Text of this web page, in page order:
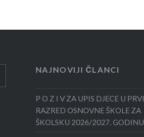
NAJNOVIJI ČLANCI
P O Z I V ZA UPIS DJECE U PRVI
RAZRED OSNOVNE ŠKOLE ZA
ŠKOLSKU 2026/2027. GODINU